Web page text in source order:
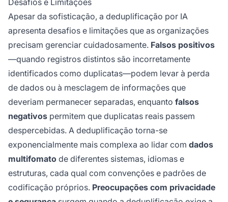
Apesar da sofisticação, a deduplificação por IA
apresenta desafios e limitações que as organizações
precisam gerenciar cuidadosamente. Falsos positivos
—quando registros distintos são incorretamente
identificados como duplicatas—podem levar à perda
de dados ou à mesclagem de informações que
deveriam permanecer separadas, enquanto falsos
negativos permitem que duplicatas reais passem
despercebidas. A deduplificação torna-se
exponencialmente mais complexa ao lidar com dados
multifomato de diferentes sistemas, idiomas e
estruturas, cada qual com convenções e padrões de
codificação próprios. Preocupações com privacidade